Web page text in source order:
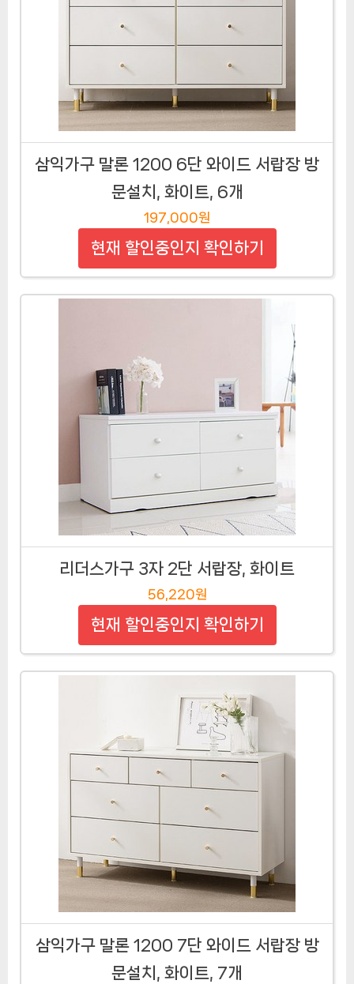
삼익가구 말론 1200 6단 와이드 서랍장 방
문설치, 화이트, 6개
197,000원
현재 할인중인지 확인하기
리더스가구 3자 2단 서랍장, 화이트
56,220원
현재 할인중인지 확인하기
삼익가구 말론 1200 7단 와이드 서랍장 방
문설치, 화이트, 7개